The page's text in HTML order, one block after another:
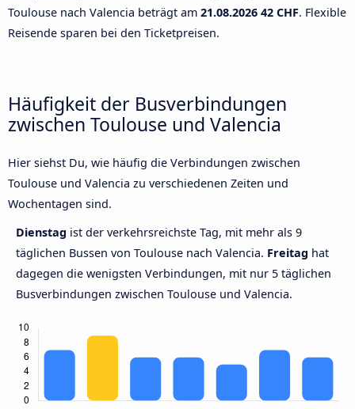
Toulouse nach Valencia beträgt am 21.08.2026 42 CHF. Flexible
Reisende sparen bei den Ticketpreisen.
Häufigkeit der Busverbindungen
zwischen Toulouse und Valencia
Hier siehst Du, wie häufig die Verbindungen zwischen
Toulouse und Valencia zu verschiedenen Zeiten und
Wochentagen sind.
Dienstag ist der verkehrsreichste Tag, mit mehr als 9
täglichen Bussen von Toulouse nach Valencia. Freitag hat
dagegen die wenigsten Verbindungen, mit nur 5 täglichen
Busverbindungen zwischen Toulouse und Valencia.